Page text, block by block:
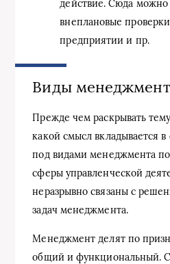
действие. Сюда можно
внеплановые
предприятии и пр.
Виды
Прежде чем раскрывать
какой смысл вкладывается
под видами менеджмента
сферы управленческой
неразрывно связаны с
задач менеджмента.
Менеджмент делят по
общий и функциональный.